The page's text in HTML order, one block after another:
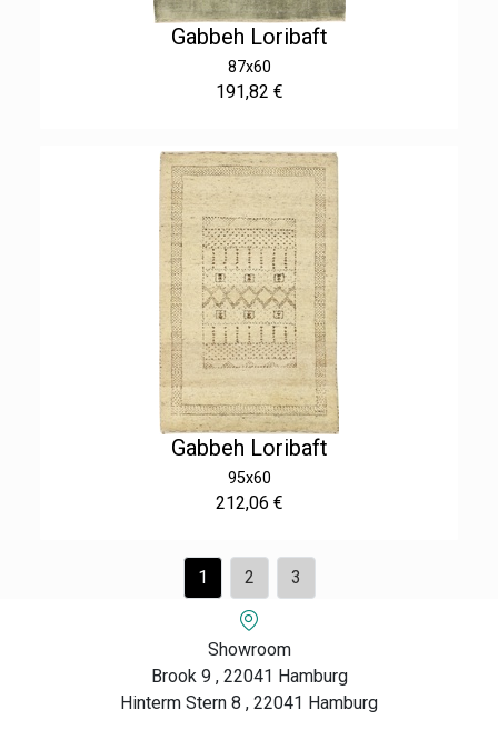
Gabbeh Loribaft
87x60
191,82 €
Gabbeh Loribaft
95x60
212,06 €
1 2 3
Showroom
Brook 9 , 22041 Hamburg
Hinterm Stern 8 , 22041 Hamburg